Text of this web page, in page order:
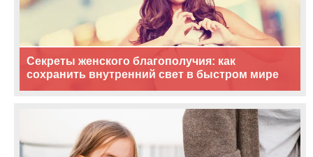
Секреты женского благополучия: как
сохранить внутренний свет в быстром мире